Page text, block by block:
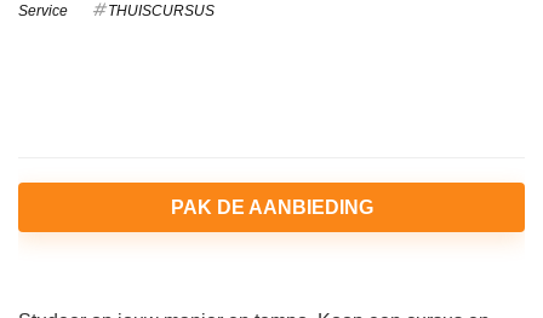
Service THUISCURSUS
PAK DE AANBIEDING